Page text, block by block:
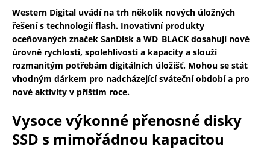
Western Digital uvádí na trh několik nových úložných
řešení s technologií flash. Inovativní produkty
oceňovaných značek SanDisk a WD_BLACK dosahují nové
úrovně rychlosti, spolehlivosti a kapacity a slouží
rozmanitým potřebám digitálních úložišť. Mohou se stát
vhodným dárkem pro nadcházející sváteční období a pro
nové aktivity v příštím roce.
Vysoce výkonné přenosné disky
SSD s mimořádnou kapacitou